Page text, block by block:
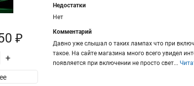
₽
+
Недостатки
Нет
Комментарий
Давно уже слышал о таких лампах что при
такое. На сайте магазина много всего увидел
появляется при включении не просто свет...